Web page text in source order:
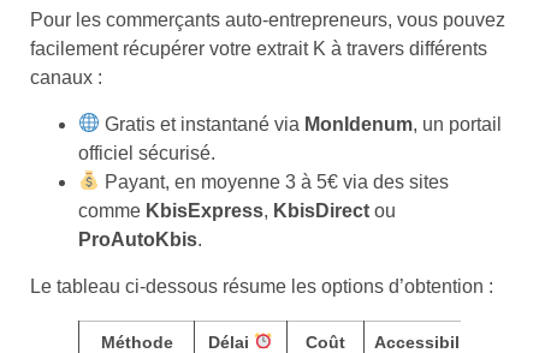
Pour les commerçants auto-entrepreneurs, vous pouvez
facilement récupérer votre extrait K à travers différents
canaux :
Gratis et instantané via MonIdenum, un portail
officiel sécurisé.
Payant, en moyenne 3 à 5€ via des sites
comme KbisExpress, KbisDirect ou
ProAutoKbis.
Le tableau ci-dessous résume les options d’obtention :
Méthode
Délai Coût Accessibilité